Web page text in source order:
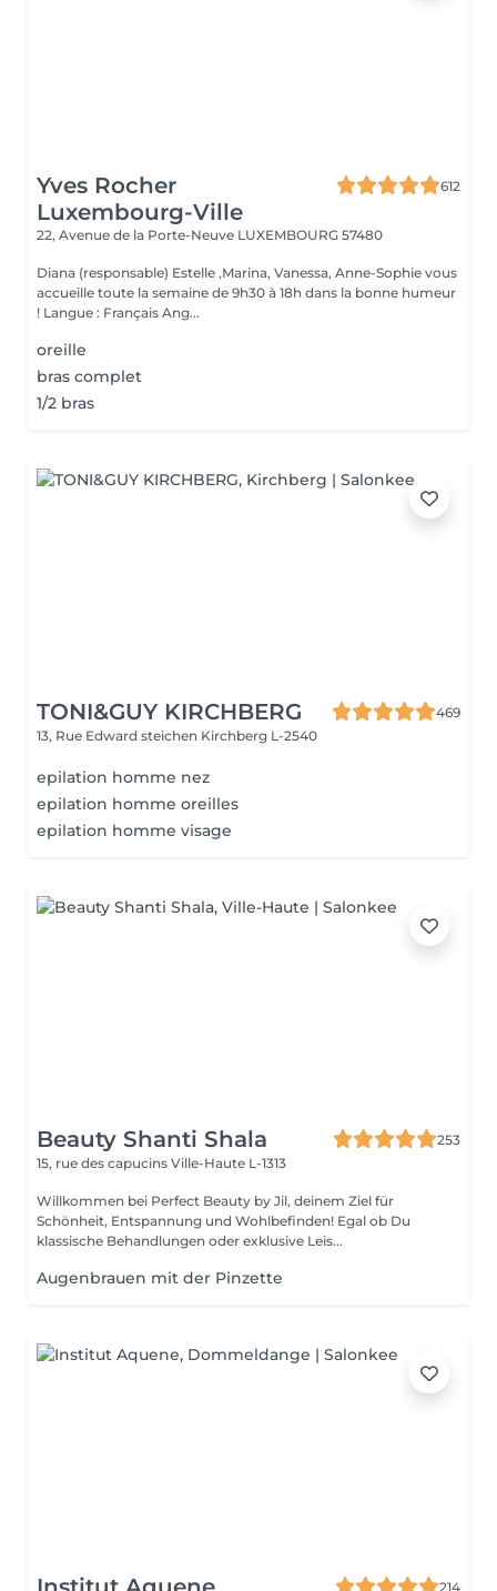
Yves Rocher
Luxembourg-Ville
612
22, Avenue de la Porte-Neuve LUXEMBOURG 57480
Diana (responsable) Estelle ,Marina, Vanessa, Anne-Sophie vous
accueille toute la semaine de 9h30 à 18h dans la bonne humeur
! Langue : Français Ang...
oreille
bras complet
1/2 bras
TONI&GUY KIRCHBERG
469
13, Rue Edward steichen Kirchberg L-2540
epilation homme nez
epilation homme oreilles
epilation homme visage
Beauty Shanti Shala
253
15, rue des capucins Ville-Haute L-1313
Willkommen bei Perfect Beauty by Jil, deinem Ziel für
Schönheit, Entspannung und Wohlbefinden! Egal ob Du
klassische Behandlungen oder exklusive Leis...
Augenbrauen mit der Pinzette
214